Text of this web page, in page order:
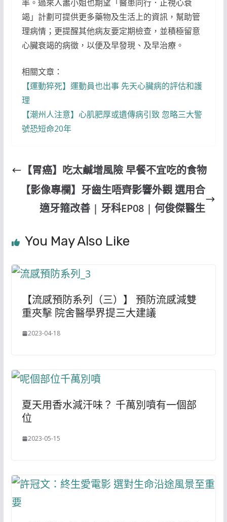
率。過來人蕭小姐也期望「醫患同行．正視心衰
竭」計劃可提供更多藥物及生活上的資訊，幫助管
理病情；更提醒其他病友要定期檢查，並積極留意
心臟衰竭的病徵，以便及早發現、及早治療。
相關文章：
【運動猝死】運動員也出事 先天心臟病的評估和護
理
【潮州人注意】心肌肥厚或遺傳病引致 忽略三大警
號恐短命20年
【胃癌】吃太鹹增風險 早餐不宜吃的食物
【影像專欄】牙齒生唔齊影響外觀 選用合
適牙箍改善 | 牙科EP08 | 何俊傑醫生
You May Also Like
【流感預防系列（三）】 預防流感減雙
重夾擊 院舍醫學界提三大建議
2023-04-18
夏天用香水減汗味？ 千萬別噴有一個部
位
2023-05-15